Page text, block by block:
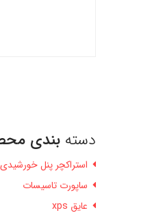
دسته بندی
استراکچر پنل خورشیدی
ساپورت تاسیسات
عایق xps